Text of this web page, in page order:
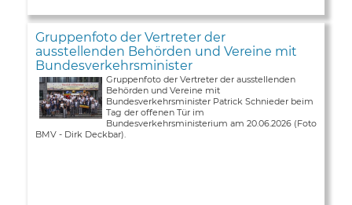
Gruppenfoto der Vertreter der
ausstellenden Behörden und Vereine mit
Bundesverkehrsminister
Gruppenfoto der Vertreter der ausstellenden
Behörden und Vereine mit
Bundesverkehrsminister Patrick Schnieder beim
Tag der offenen Tür im
Bundesverkehrsministerium am 20.06.2026 (Foto
BMV - Dirk Deckbar).